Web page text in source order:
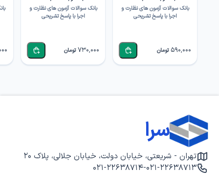
بانک سوالات آزمون های نظارت و
اجرا با پاسخ تشریحی
590,000 تومان
بانک سوالات آزمون های نظارت و
اجرا با پاسخ تشریحی
730,000 تومان
سرا
تهران - شریعتی، خیابان دولت، خیابان جلالی، پلاک ۲۰
۰۲۱-۲۲۶۳۸۷۱۳-۰۲۱-۲۲۶۳۸۷۱۴